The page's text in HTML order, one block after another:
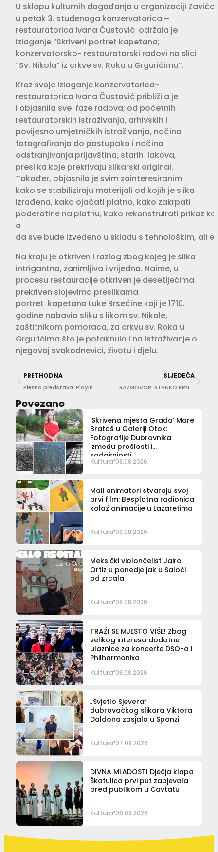
U sklopu kulturnih događanja u organizaciji
u petak 3. studenoga konzervatorica –
restauratorica Ivana Čustović održala je
izlaganje “Skriveni portret kapetana;
konzervatorsko- restauratorski radovi na slici
“Sv. Nikola” iz crkve sv. Roka u Grgurićima”.
Kroz svoje izlaganje konzervatorica-
restauratorica Ivana Čustović približila je
i objasnila sve faze radova; od početnih
restauratorskih istraživanja, arhivskih i
povijesno umjetničkih istraživanja, načina
fotografiranja do postupaka i načina
odstranjivanja prljavština, starih lakova,
preslika koje prekrivaju slikarski original.
Također, objasnila je svim zainteresiranim
kako se stabiliziraju materijali od kojih je slika
izrađena, kako ojačati platno, kako zakrpati
poderotine na platnu, kako rekonstruirati prikaz
a
da sve bude izvedeno u skladu s tehnološkim, ali
Na kraju je otkriven i razlog zbog kojeg je slika
intrigantna, zanimljiva i vrijedna. Naime, u
procesu restauracije otkriven je desetljećima
prekriven slojevima preslikama
portret kapetana Luke Brsečine koji je 1710.
godine nabavio sliku s likom sv. Nikole,
zaštitnikom pomoraca, za crkvu sv. Roka u
Grgurićima što je potaknulo i na istraživanje o
njegovoj svakodnevici, životu i djelu.
PRETHODNA
Plesna predstava ‘Playing reality’ u Art radionici Lazareti
SLJEDEĆA
RAZGOVOR: STANKO KRNJIĆ Uskoro mi izlazi nova, deseta knjiga!
Povezano
‘Skrivena mjesta Grada’ Mare
Bratoš u Galeriji Otok:
Fotografije Dubrovnika
između prošlosti i
sadašnjosti
Kultura 08.08.2026
Mali animatori stvaraju svoj
prvi film: Besplatna radionica
kolaž animacije u Lazaretima
Kultura 08.08.2026
Meksički violončelist Jairo
Ortiz u ponedjeljak u Saloči
od zrcala
Kultura 08.08.2026
TRAŽI SE MJESTO VIŠE! Zbog
velikog interesa dodatne
ulaznice za koncerte DSO-a i
Philharmonixa
Kultura 08.08.2026
„Svjetlo Sjevera“
dubrovačkog slikara Viktora
Daldona zasjalo u Sponzi
Kultura 07.08.2026
DIVNA MLADOSTI Dječja klapa
Škatulica prvi put zapjevala
pred publikom u Cavtatu
Kultura 06.08.2026